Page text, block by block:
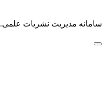
سامانه مدیریت نشریات علمی.